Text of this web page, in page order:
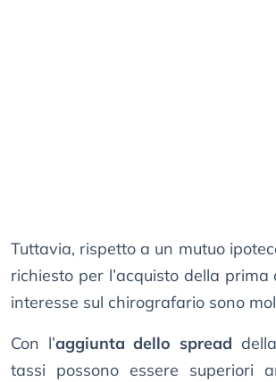
Tuttavia, rispetto a un mutuo
richiesto per l’acquisto della
interesse sul chirografario sono
Con l’aggiunta dello spread
tassi possono essere superiori